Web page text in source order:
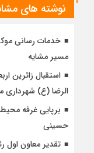
نوشته های
مسیر مشایه
استقبال زائرین
الرضا (ع) شهرداری
برپایی غرفه
حسینی
تقدیر معاون اول